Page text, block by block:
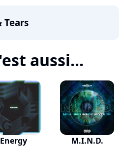
Tears
aussi...
Energy M.I.N.D.